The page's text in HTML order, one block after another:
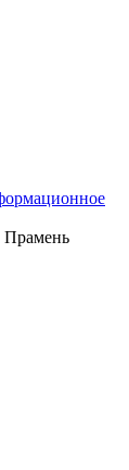
Прамень